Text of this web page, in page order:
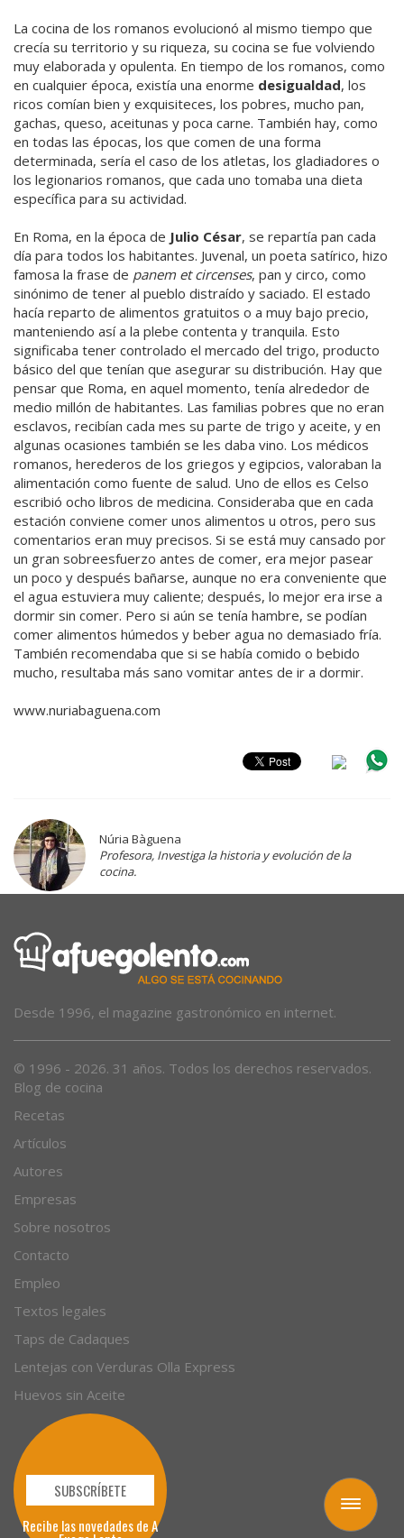
Toggle
navigation
La cocina de los romanos evolucionó al mismo tiempo que
crecía su territorio y su riqueza, su cocina se fue volviendo
muy elaborada y opulenta. En tiempo de los romanos, como
en cualquier época, existía una enorme desigualdad, los
ricos comían bien y exquisiteces, los pobres, mucho pan,
gachas, queso, aceitunas y poca carne. También hay, como
en todas las épocas, los que comen de una forma
determinada, sería el caso de los atletas, los gladiadores o
los legionarios romanos, que cada uno tomaba una dieta
específica para su actividad.
En Roma, en la época de Julio César, se repartía pan cada
día para todos los habitantes. Juvenal, un poeta satírico, hizo
famosa la frase de panem et circenses, pan y circo, como
sinónimo de tener al pueblo distraído y saciado. El estado
hacía reparto de alimentos gratuitos o a muy bajo precio,
manteniendo así a la plebe contenta y tranquila. Esto
significaba tener controlado el mercado del trigo, producto
básico del que tenían que asegurar su distribución. Hay que
pensar que Roma, en aquel momento, tenía alrededor de
medio millón de habitantes. Las familias pobres que no eran
esclavos, recibían cada mes su parte de trigo y aceite, y en
algunas ocasiones también se les daba vino. Los médicos
romanos, herederos de los griegos y egipcios, valoraban la
alimentación como fuente de salud. Uno de ellos es Celso
escribió ocho libros de medicina. Consideraba que en cada
estación conviene comer unos alimentos u otros, pero sus
comentarios eran muy precisos. Si se está muy cansado por
un gran sobreesfuerzo antes de comer, era mejor pasear
un poco y después bañarse, aunque no era conveniente que
el agua estuviera muy caliente; después, lo mejor era irse a
dormir sin comer. Pero si aún se tenía hambre, se podían
comer alimentos húmedos y beber agua no demasiado fría.
También recomendaba que si se había comido o bebido
mucho, resultaba más sano vomitar antes de ir a dormir.
www.nuriabaguena.com
Núria Bàguena
Profesora, Investiga la historia y evolución de la
cocina.
Desde 1996, el magazine gastronómico en internet.
© 1996 - 2026. 31 años. Todos los derechos reservados.
Blog de cocina
Recetas
Artículos
Autores
Empresas
Sobre nosotros
Contacto
Empleo
Textos legales
Taps de Cadaques
Lentejas con Verduras Olla Express
Huevos sin Aceite
SUBSCRÍBETE
Recibe las novedades de A